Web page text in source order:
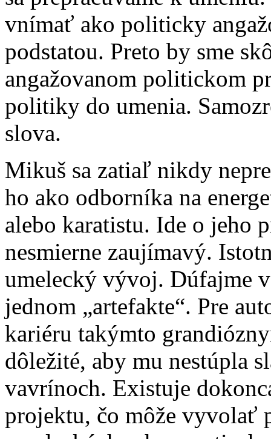
vnímať ako politicky
podstatou. Preto by sme
angažovanom politickom
politiky do umenia.
slova.
Mikuš sa zatiaľ nikdy
ho ako odborníka na
alebo karatistu. Ide o jeho
nesmierne zaujímavý.
umelecký vývoj. Dúfajme
jednom „artefakte“. Pre
kariéru takýmto
dôležité, aby mu nestúpla
vavrínoch. Existuje
projektu, čo môže vyvolať